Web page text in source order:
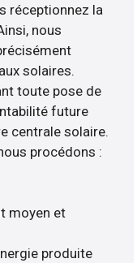
réceptionnez la
nous
solaires.
toute pose de
future
centrale solaire.
procédons :
moyen et
produite